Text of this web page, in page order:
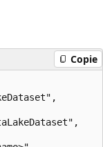
Copie